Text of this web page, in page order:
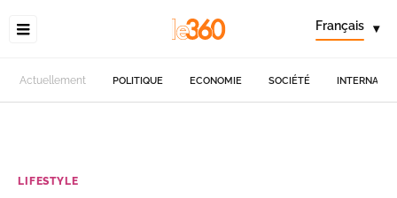
Français ▾
Actuellement POLITIQUE ECONOMIE SOCIÉTÉ
LIFESTYLE